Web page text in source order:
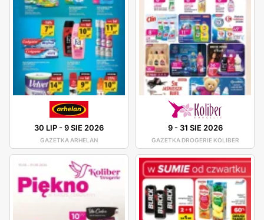
30 LIP-9 SIE 2026
GAZETKA ARHELAN
9- 31 SIE 2026
GAZETKA DROGERIE KOLIBER